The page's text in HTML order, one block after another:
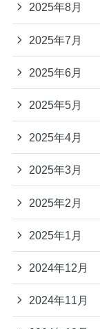
2025年8月
2025年7月
2025年6月
2025年5月
2025年4月
2025年3月
2025年2月
2025年1月
2024年12月
2024年11月